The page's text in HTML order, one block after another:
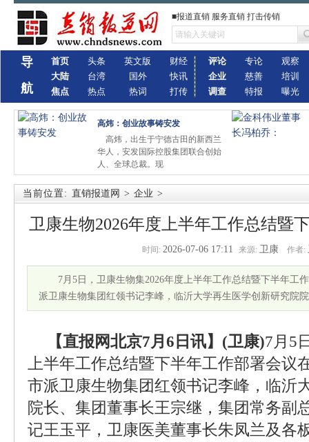
■报道直销 服务直销 打击传销
导
航
首页
大陆
焦点
头条
台湾
热点
英文版
国外
热词
财经
快讯
打传
评论
企业
调查
专论
慈善
特报
观察
培训
曝光
高炜：创业故事铸安发
高炜，出生于宁德古田的新西兰
华人，安发国际控股集团联合创始
人、全球总裁。现
当前位置: 直销报道网 > 企业 >
卫康生物2026年度上半年工作总结暨
时间: 2026-07-06 17:11 来源: 卫康 作者:
7月5日，卫康生物集2026年度上半年工作总结暨下半年工
派卫康生物集团红领书记李峰，临沂大学再生医学创新研究院
【直报网北京7月6日讯】(卫康)7月5
上半年工作总结暨下半年工作部署会议
市派卫康生物集团红领书记李峰，临沂
院长、集团董事长王宗继，集团常务副
记王玉平，卫康医美董事长朱凤兰及各